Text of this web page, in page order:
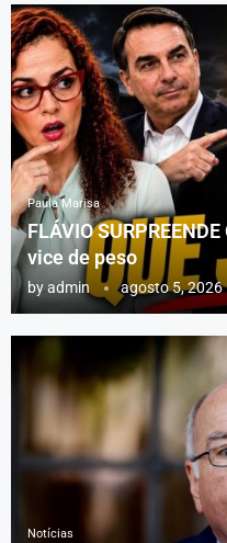
Paula Marisa
FLÁVIO
vice de peso
byadmin agosto 5, 2026
Notícias